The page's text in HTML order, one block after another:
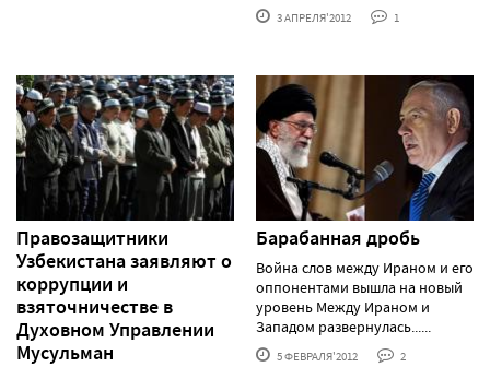
3 АПРЕЛЯ'2012 1
Правозащитники
Узбекистана заявляют о
коррупции и
взяточничестве в
Духовном Управлении
Мусульман
Барабанная дробь
Война слов между Ираном и его
оппонентами вышла на новый
уровень Между Ираном и
Западом развернулась......
5 ФЕВРАЛЯ'2012 2